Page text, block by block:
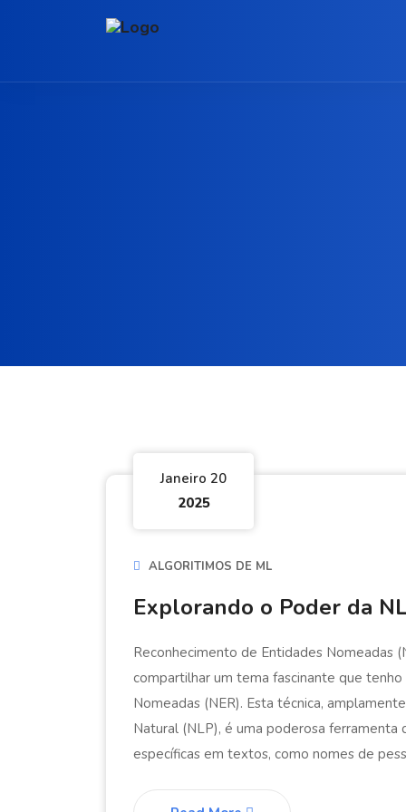
Janeiro 20
2025
ALGORITIMOS DE ML
Explorando o Poder da
Reconhecimento de Entidades Nomeadas
compartilhar um tema fascinante que
Nomeadas (NER). Esta técnica,
Natural (NLP), é uma poderosa
específicas em textos, como nomes de